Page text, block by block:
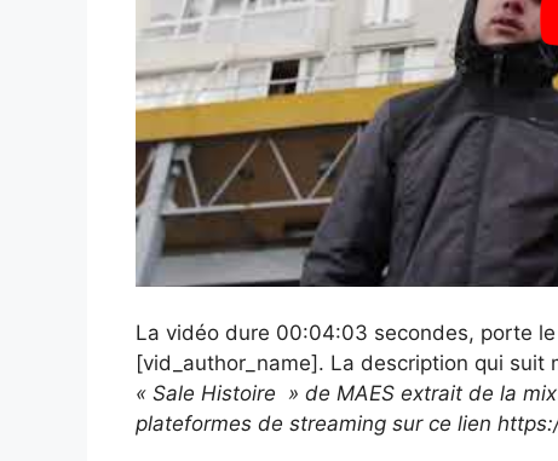
La vidéo dure 00:04:03 secondes, porte
[vid_author_name]. La description qui suit
« Sale Histoire » de MAES extrait de la
plateformes de streaming sur ce lien